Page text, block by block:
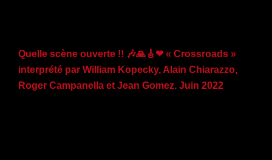
Quelle scène ouverte !! 🎶🙏🎸❤ « Crossroads »
interprété par William Kopecky, Alain Chiarazzo,
Roger Campanella et Jean Gomez. Juin 2022